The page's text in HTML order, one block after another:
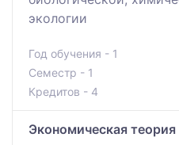
экологии
Год обучения - 1
Семестр - 1
Кредитов - 4
Экономическая теория